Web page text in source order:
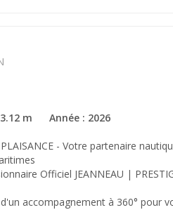
m Année : 2026
PLAISANCE - Votre partenaire
Officiel JEANNEAU |
accompagnement à 360° pour